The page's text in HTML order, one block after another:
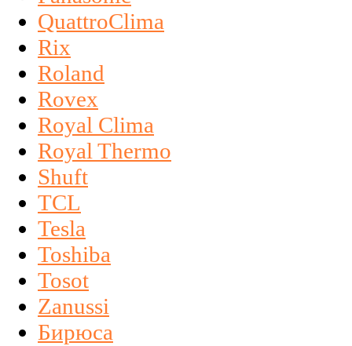
QuattroClima
Rix
Roland
Rovex
Royal Clima
Royal Thermo
Shuft
TCL
Tesla
Toshiba
Tosot
Zanussi
Бирюса